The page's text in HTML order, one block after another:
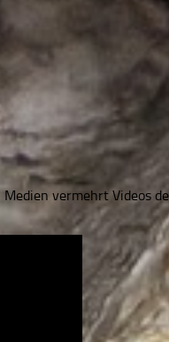
vermehrt Videos